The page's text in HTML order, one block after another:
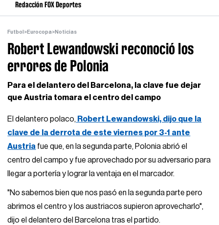
Redacción FOX Deportes
Futbol >Eurocopa>Noticias
Robert Lewandowski reconoció los
errores de Polonia
Para el delantero del Barcelona, la clave fue dejar
que Austria tomara el centro del campo
El delantero polaco, Robert Lewandowski, dijo que la
clave de la derrota de este viernes por 3-1 ante
Austria fue que, en la segunda parte, Polonia abrió el
centro del campo y fue aprovechado por su adversario para
llegar a portería y lograr la ventaja en el marcador.
"No sabemos bien que nos pasó en la segunda parte pero
abrimos el centro y los austriacos supieron aprovecharlo",
dijo el delantero del Barcelona tras el partido.